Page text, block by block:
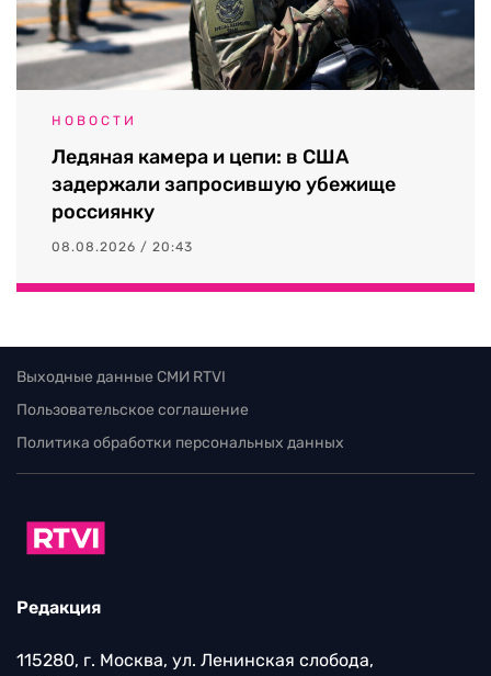
НОВОСТИ
Ледяная камера и цепи: в США
задержали запросившую убежище
россиянку
08.08.2026 / 20:43
Выходные данные СМИ RTVI
Пользовательское соглашение
Политика обработки персональных данных
Редакция
115280, г. Москва, ул. Ленинская слобода,